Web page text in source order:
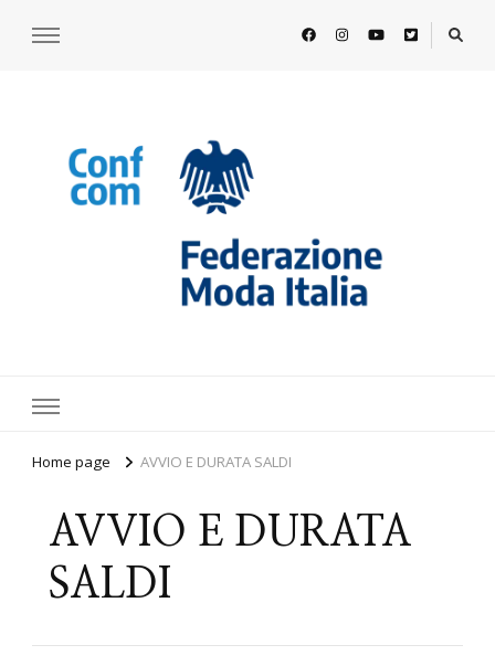
Home page AVVIO E DURATA SALDI
AVVIO E DURATA
SALDI